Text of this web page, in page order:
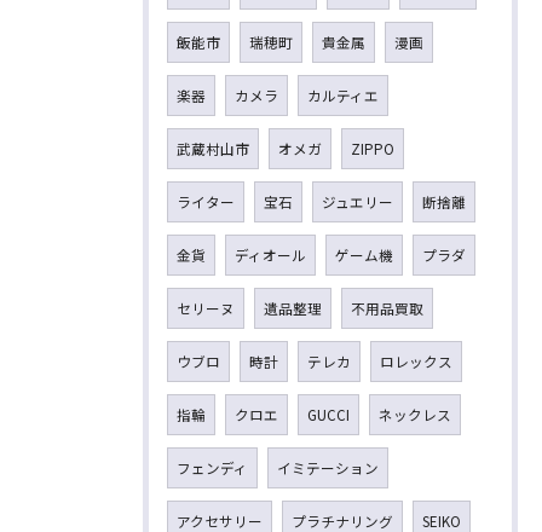
飯能市 瑞穂町 貴金属 漫画
楽器 カメラ カルティエ
武蔵村山市 オメガ ZIPPO
ライター 宝石 ジュエリー 断捨離
金貨 ディオール ゲーム機 プラダ
セリーヌ 遺品整理 不用品買取
ウブロ 時計 テレカ ロレックス
指輪 クロエ GUCCI ネックレス
フェンディ イミテーション
アクセサリー プラチナリング SEIKO